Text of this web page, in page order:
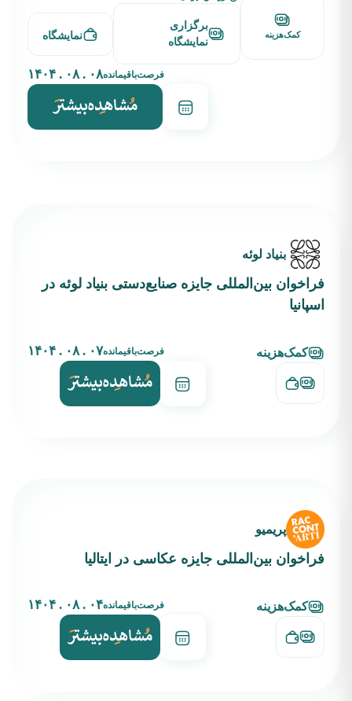
کمک‌هزینه
برگزاری
نمایشگاه
نمایشگاه
فرصت‌باقیمانده۰۸ . ۰۸ . ۱۴۰۴
بنیاد لوئه
فراخوان بین‌المللی جایزه صنایع‌دستی بنیاد لوئه در
اسپانیا
کمک‌هزینه فرصت‌باقیمانده۰۷ . ۰۸ . ۱۴۰۴
پریمیو
فراخوان بین‌المللی جایزه عکاسی در ایتالیا
کمک‌هزینه فرصت‌باقیمانده۰۴ . ۰۸ . ۱۴۰۴